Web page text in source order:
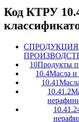
Код КТРУ
C
10Продукты
10.4Масла и
10.41
10.41.2